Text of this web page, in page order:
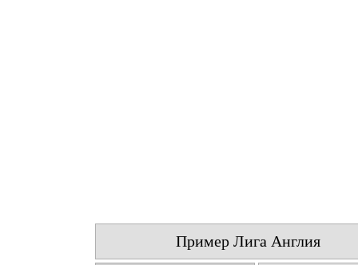
Пример Лига Англия